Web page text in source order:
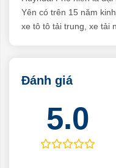
Yên có trên 15 năm
xe tô tô tải trung, xe tải
Đánh giá
5.0